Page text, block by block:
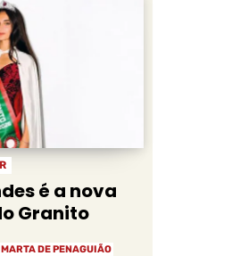
é a nova
Granito
DE PENAGUIÃO